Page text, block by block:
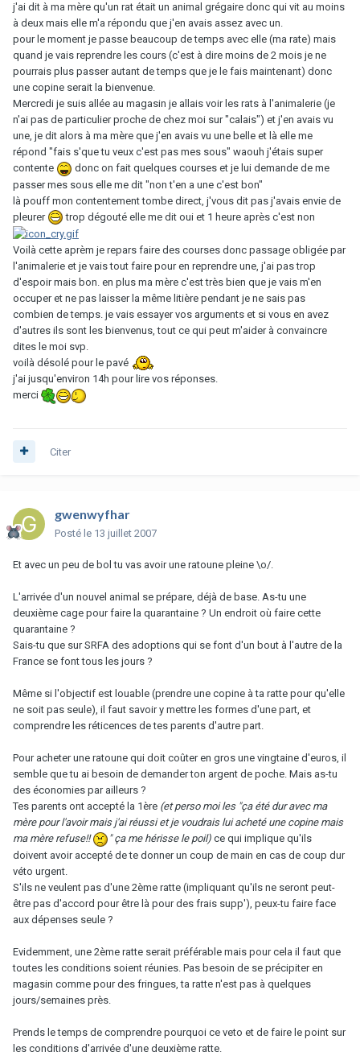
j'ai dit à ma mère qu'un rat était un animal grégaire donc qui vit au moins
à deux mais elle m'a répondu que j'en avais assez avec un.
pour le moment je passe beaucoup de temps avec elle (ma rate) mais
quand je vais reprendre les cours (c'est à dire moins de 2 mois je ne
pourrais plus passer autant de temps que je le fais maintenant) donc
une copine serait la bienvenue.
Mercredi je suis allée au magasin je allais voir les rats à l'animalerie (je
n'ai pas de particulier proche de chez moi sur "calais") et j'en avais vu
une, je dit alors à ma mère que j'en avais vu une belle et là elle me
répond "fais s'que tu veux c'est pas mes sous" waouh j'étais super
contente
donc on fait quelques courses et je lui demande de me
passer mes sous elle me dit "non t'en a une c'est bon"
là pouff mon contentement tombe direct, j'vous dit pas j'avais envie de
pleurer
trop dégouté elle me dit oui et 1 heure après c'est non
Voilà cette aprèm je repars faire des courses donc passage obligée par
l'animalerie et je vais tout faire pour en reprendre une, j'ai pas trop
d'espoir mais bon. en plus ma mère c'est très bien que je vais m'en
occuper et ne pas laisser la même litière pendant je ne sais pas
combien de temps. je vais essayer vos arguments et si vous en avez
d'autres ils sont les bienvenus, tout ce qui peut m'aider à convaincre
dites le moi svp.
voilà désolé pour le pavé
j'ai jusqu'environ 14h pour lire vos réponses.
merci
Citer
gwenwyfhar
Posté le 13 juillet 2007
Et avec un peu de bol tu vas avoir une ratoune pleine \o/.
L'arrivée d'un nouvel animal se prépare, déjà de base. As-tu une
deuxième cage pour faire la quarantaine ? Un endroit où faire cette
quarantaine ?
Sais-tu que sur SRFA des adoptions qui se font d'un bout à l'autre de la
France se font tous les jours ?
Même si l'objectif est louable (prendre une copine à ta ratte pour qu'elle
ne soit pas seule), il faut savoir y mettre les formes d'une part, et
comprendre les réticences de tes parents d'autre part.
Pour acheter une ratoune qui doit coûter en gros une vingtaine d'euros, il
semble que tu ai besoin de demander ton argent de poche. Mais as-tu
des économies par ailleurs ?
Tes parents ont accepté la 1ère (et perso moi les "ça été dur avec ma
mère pour l'avoir mais j'ai réussi et je voudrais lui acheté une copine mais
ma mère refuse!!
" ça me hérisse le poil) ce qui implique qu'ils
doivent avoir accepté de te donner un coup de main en cas de coup dur
véto urgent.
S'ils ne veulent pas d'une 2ème ratte (impliquant qu'ils ne seront peut-
être pas d'accord pour être là pour des frais supp'), peux-tu faire face
aux dépenses seule ?
Evidemment, une 2ème ratte serait préférable mais pour cela il faut que
toutes les conditions soient réunies. Pas besoin de se précipiter en
magasin comme pour des fringues, ta ratte n'est pas à quelques
jours/semaines près.
Prends le temps de comprendre pourquoi ce veto et de faire le point sur
les conditions d'arrivée d'une deuxième ratte.